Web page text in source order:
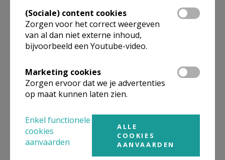
met de teksten die je persoonlijke begeleider
heeft voorgesteld. Je spreekt met je begeleider
af wanneer en waar jullie elkaar ontmoeten.
Het gebedstraject is volledig gratis maar
inschrijven is noodzakelijk. Graag inschrijven
vóór 18 november ’25via deze link
VRAGEN
Heb je vragen over dit gebedstraject?
(Sociale) content cookies
Zorgen voor het correct weergeven
van al dan niet externe inhoud,
bijvoorbeeld een Youtube-video.
Marketing cookies
Zorgen ervoor dat we je advertenties
op maat kunnen laten zien.
Enkel functionele
cookies
aanvaarden
ALLE
COOKIES
AANVAARDEN